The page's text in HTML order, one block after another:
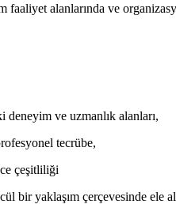
faaliyet alanlarında ve
deneyim ve uzmanlık alanları,
tecrübe,
çeşitliliği
bir yaklaşım çerçevesinde ele